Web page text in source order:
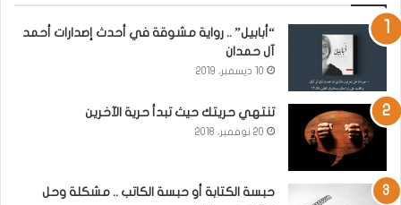
“أبابيل” .. رواية مشوقة في أحدث إصدارات أحمد
آل حمدان
10 ديسمبر، 2019
تنتهي حريتك حيث تبدأ حرية الآخرين
20 نوفمبر، 2018
حبسة الكتابة أو حبسة الكاتب .. مشكلة وحل